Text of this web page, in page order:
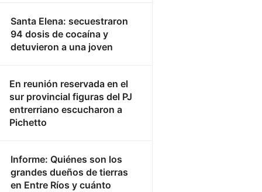
Santa Elena: secuestraron
94 dosis de cocaína y
detuvieron a una joven
En reunión reservada en el
sur provincial figuras del PJ
entrerriano escucharon a
Pichetto
Informe: Quiénes son los
grandes dueños de tierras
en Entre Ríos y cuánto